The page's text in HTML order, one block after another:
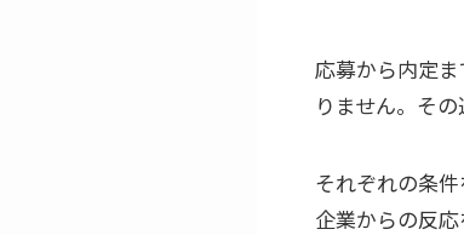
応募から内定
りません。そ
それぞれの条
企業からの反